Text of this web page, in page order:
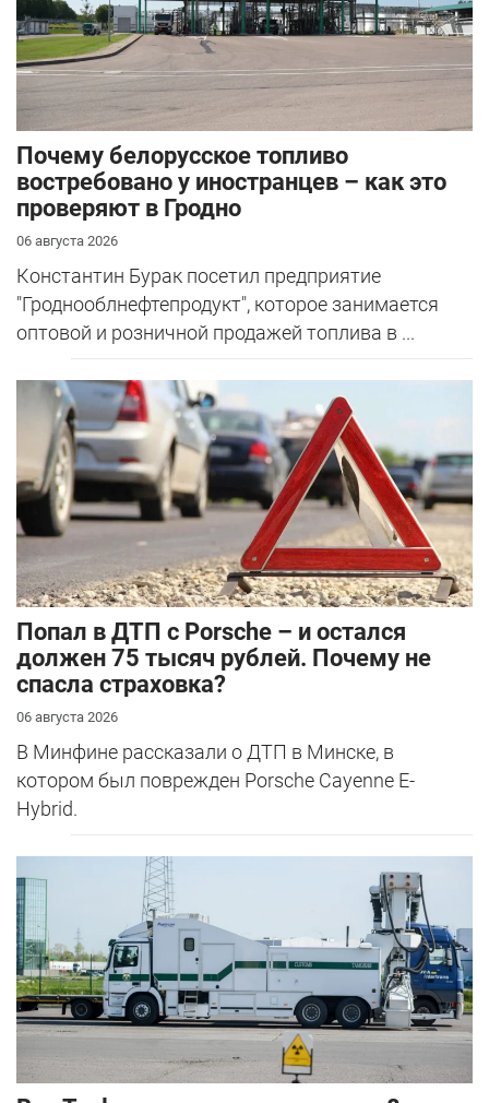
Почему белорусское топливо
востребовано у иностранцев – как это
проверяют в Гродно
06 августа 2026
Константин Бурак посетил предприятие
"Гроднооблнефтепродукт", которое занимается
оптовой и розничной продажей топлива в ...
​Попал в ДТП с Porsche – и остался
должен 75 тысяч рублей. Почему не
спасла страховка?
06 августа 2026
В Минфине рассказали о ДТП в Минске, в
котором был поврежден Porsche Cayenne E-
Hybrid.